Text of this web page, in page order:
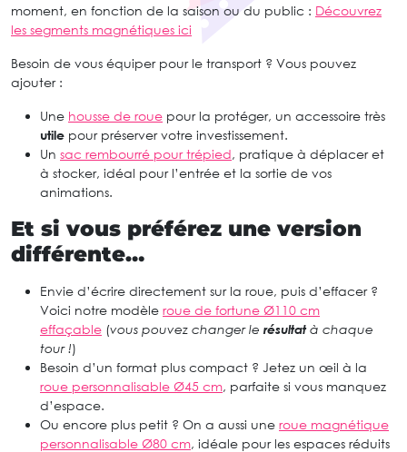
moment, en fonction de la saison ou du public : Découvrez
les segments magnétiques ici
Besoin de vous équiper pour le transport ? Vous pouvez
ajouter :
Une housse de roue pour la protéger, un accessoire très
utile pour préserver votre investissement.
Un sac rembourré pour trépied, pratique à déplacer et
à stocker, idéal pour l’entrée et la sortie de vos
animations.
Et si vous préférez une version
différente…
Envie d’écrire directement sur la roue, puis d’effacer ?
Voici notre modèle roue de fortune Ø110 cm
effaçable (vous pouvez changer le résultatà chaque
tour !)
Besoin d’un format plus compact ? Jetez un œil à la
roue personnalisable Ø45 cm, parfaite si vous manquez
d’espace.
Ou encore plus petit ? On a aussi une roue magnétique
personnalisable Ø80 cm, idéale pour les espaces réduits